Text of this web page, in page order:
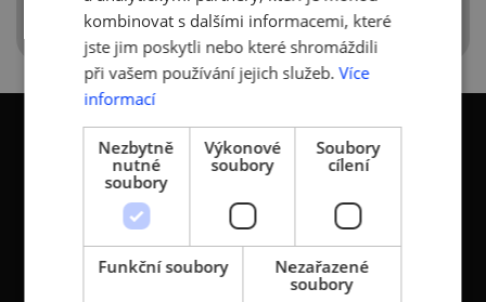
Asociace malých a
Sokolovská 100/94
186 00 Praha 8 - Karlín
kombinovat s dalšími informacemi, které
jste jim poskytli nebo které shromáždili
při vašem používání jejich služeb. Více
informací
Nezbytně
nutné
soubory
Výkonové
soubory
Soubory
cílení
Funkční soubory
Nezařazené
soubory